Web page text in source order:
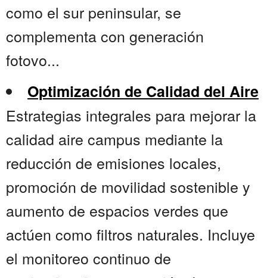
como el sur peninsular, se
complementa con generación
fotovo...
Optimización de Calidad del Aire
Estrategias integrales para mejorar la
calidad aire campus mediante la
reducción de emisiones locales,
promoción de movilidad sostenible y
aumento de espacios verdes que
actúen como filtros naturales. Incluye
el monitoreo continuo de